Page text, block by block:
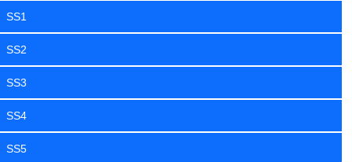
SS1
SS2
SS3
SS4
SS5